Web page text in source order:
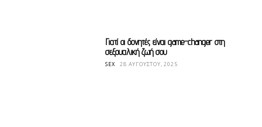
Γιατί οι δονητές είναι game-changer στη
σεξουαλική ζωή σου
SEX 28 ΑΥΓΟΎΣΤΟΥ, 2025